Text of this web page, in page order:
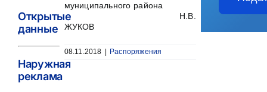
муниципального района
Н.В.
ЖУКОВ
08.11.2018 Распоряжения
Открытые
данные
Наружная
реклама